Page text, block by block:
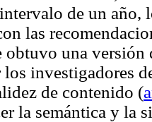
de un año,
las
obtuvo una
los investigadores
de contenido (
la semántica y la